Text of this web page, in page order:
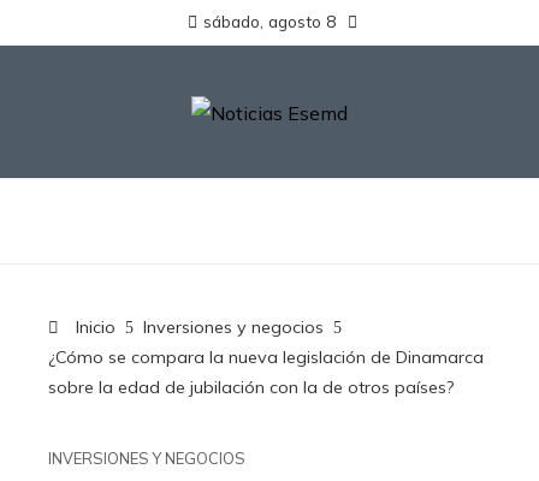
sábado, agosto 8
Inicio
Inversiones y negocios
¿Cómo se compara la nueva legislación de Dinamarca
sobre la edad de jubilación con la de otros países?
INVERSIONES Y NEGOCIOS